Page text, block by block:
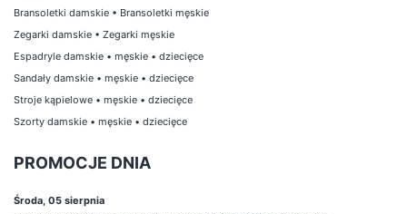
Bransoletki damskie • Bransoletki męskie
Zegarki damskie • Zegarki męskie
Espadryle damskie • męskie • dziecięce
Sandały damskie • męskie • dziecięce
Stroje kąpielowe • męskie • dziecięce
Szorty damskie • męskie • dziecięce
PROMOCJE DNIA
Środa, 05 sierpnia